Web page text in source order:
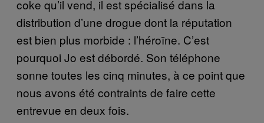
coke qu’il vend, il est spécialisé dans la
distribution d’une drogue dont la réputation
est bien plus morbide : l’héroïne. C’est
pourquoi Jo est débordé. Son téléphone
sonne toutes les cinq minutes, à ce point que
nous avons été contraints de faire cette
entrevue en deux fois.